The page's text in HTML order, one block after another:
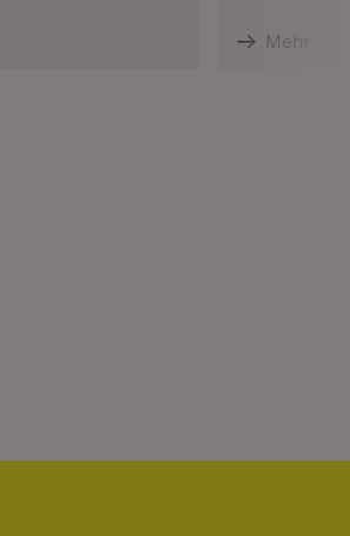
Mehr